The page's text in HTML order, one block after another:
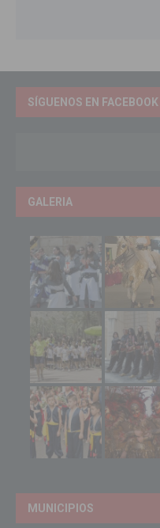
SÍGUENOS EN FACEBOOK
GALERIA
MUNICIPIOS